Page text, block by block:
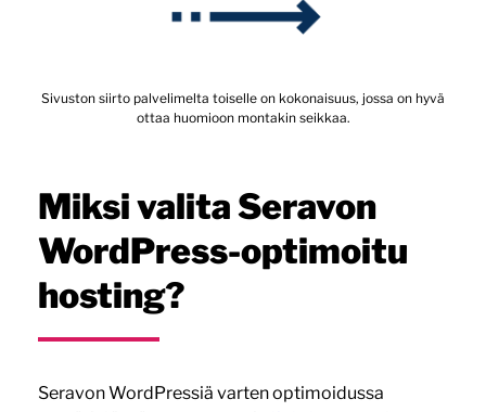
Sivuston siirto palvelimelta toiselle on kokonaisuus, jossa on hyvä
ottaa huomioon montakin seikkaa.
Miksi valita Seravon
WordPress-optimoitu
hosting?
Seravon WordPressiä varten optimoidussa